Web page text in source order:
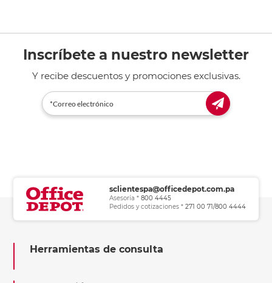
Inscríbete a nuestro newsletter
Y recibe descuentos y promociones exclusivas.
sclientespa@officedepot.com.pa
Asesoría * 800 4445
Pedidos y cotizaciones * 271 00 71/800 4444
Herramientas de consulta